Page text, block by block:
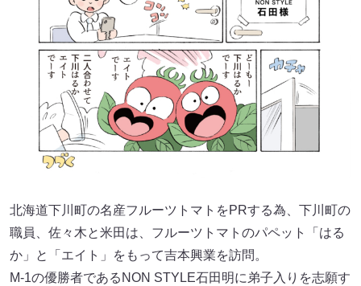
北海道下川町の名産フルーツトマトをPRする為、下川町の
職員、佐々木と米田は、フルーツトマトのパペット「はる
か」と「エイト」をもって吉本興業を訪問。
M-1の優勝者であるNON STYLE石田明に弟子入りを志願す